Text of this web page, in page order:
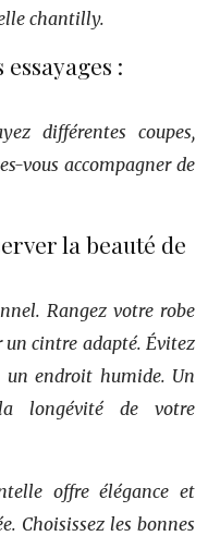
chantilly.
:
différentes coupes,
vous accompagner de
la beauté de
Rangez votre robe
un cintre adapté. Évitez
endroit humide. Un
longévité de votre
offre élégance et
Choisissez les bonnes